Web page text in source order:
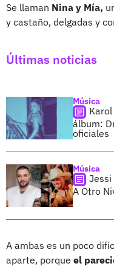
Se llaman Nina y Mía,
y castaño, delgadas y
Últimas noticias
Música
álbum:
oficiales
Música
Jessi
A Otro
A ambas es un poco
aparte, porque el